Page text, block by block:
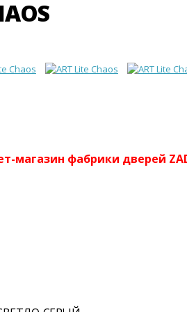
магазин фабрики дверей